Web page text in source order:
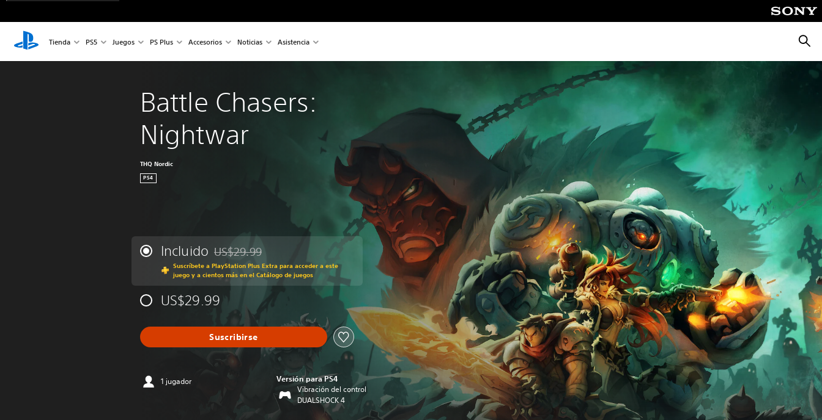
Tienda PS5 Juegos PS Plus Accesorios Noticias Asistencia
Battle Chasers:
Nightwar
THQ Nordic
PS4
Incluido Rebajado del precio original de US$29.99
US$29.99
Suscríbete a PlayStation Plus Extra para acceder a este
juego y a cientos más en el Catálogo de juegos
US$29.99
Suscribirse
1 jugador Versión para PS4
Vibración del control
DUALSHOCK 4